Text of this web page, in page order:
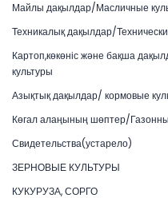
Майлы дақылдар/Масличные
Техникалық дақылдар/
Картоп,көкөніс және бақша
культуры
Азықтық дақылдар/ кормовые
Көгал алаңының шөптер/
Свидетельства(устарело)
ЗЕРНОВЫЕ КУЛЬТУРЫ
КУКУРУЗА, СОРГО